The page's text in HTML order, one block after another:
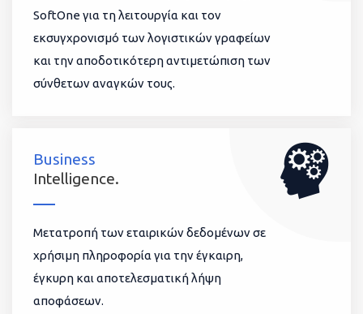
SoftOne για τη λειτουργία και τον
εκσυγχρονισμό των λογιστικών γραφείων
και την αποδοτικότερη αντιμετώπιση των
σύνθετων αναγκών τους.
Business
Intelligence.
Μετατροπή των εταιρικών δεδομένων σε
χρήσιμη πληροφορία για την έγκαιρη,
έγκυρη και αποτελεσματική λήψη
αποφάσεων.